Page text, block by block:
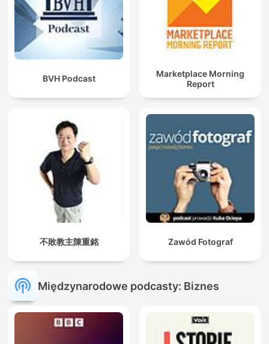
BVH Podcast
Marketplace Morning
Report
不敗教主陳重銘 Zawód Fotograf
Międzynarodowe podcasty: Biznes